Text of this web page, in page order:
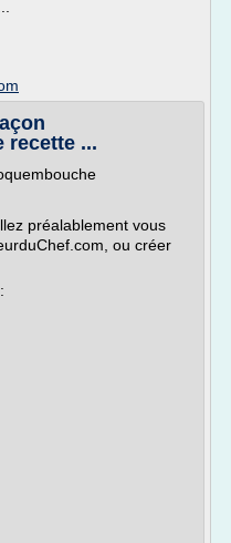
recette ...
préalablement vous
ou créer